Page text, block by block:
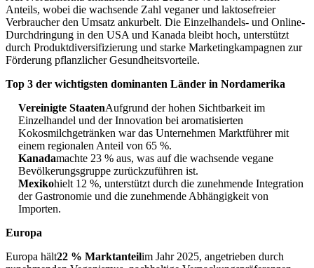
Anteils, wobei die wachsende Zahl veganer und laktosefreier
Verbraucher den Umsatz ankurbelt. Die Einzelhandels- und Online-
Durchdringung in den USA und Kanada bleibt hoch, unterstützt
durch Produktdiversifizierung und starke Marketingkampagnen zur
Förderung pflanzlicher Gesundheitsvorteile.
Top 3 der wichtigsten dominanten Länder in Nordamerika
Vereinigte StaatenAufgrund der hohen Sichtbarkeit im
Einzelhandel und der Innovation bei aromatisierten
Kokosmilchgetränken war das Unternehmen Marktführer mit
einem regionalen Anteil von 65 %.
Kanadamachte 23 % aus, was auf die wachsende vegane
Bevölkerungsgruppe zurückzuführen ist.
Mexikohielt 12 %, unterstützt durch die zunehmende Integration
der Gastronomie und die zunehmende Abhängigkeit von
Importen.
Europa
Europa hält22 % Marktanteilim Jahr 2025, angetrieben durch